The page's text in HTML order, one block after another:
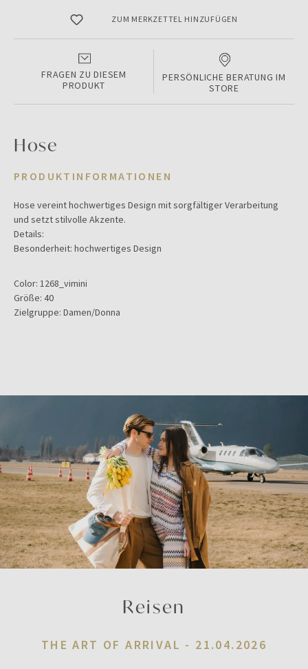
ZUM MERKZETTEL HINZUFÜGEN
FRAGEN ZU DIESEM
PRODUKT
PERSÖNLICHE BERATUNG IM
STORE
Hose
PRODUKTINFORMATIONEN
Hose vereint hochwertiges Design mit sorgfältiger Verarbeitung
und setzt stilvolle Akzente.
Details:
Besonderheit: hochwertiges Design
Color: 1268_vimini
Größe: 40
Zielgruppe: Damen/Donna
Reisen
THE ART OF ARRIVAL - 21.04.2026